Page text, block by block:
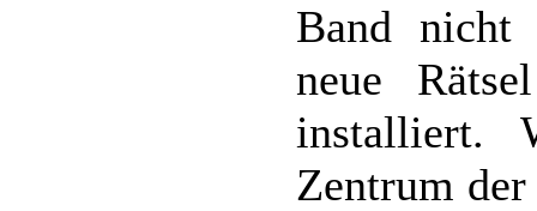
Band nicht
neue
installiert.
Zentrum